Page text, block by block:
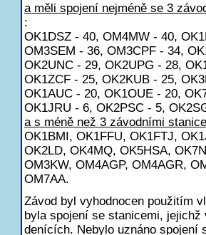
a měli spojení nejméně se 3
:
OK1DSZ - 40, OM4MW - 40,
OM3SEM - 36, OM3CPF - 34,
OK2UNC - 29, OK2UPG - 28,
OK1ZCF - 25, OK2KUB - 25,
OK1AUC - 20, OK1OUE - 20,
OK1JRU - 6, OK2PSC - 5,
a s méně než 3 závodními
OK1BMI, OK1FFU, OK1FTJ,
OK2LD, OK4MQ, OK5HSA,
OM3KW, OM4AGP, OM4AGR,
OM7AA.
Závod byl vyhodnocen použitím
byla spojení se stanicemi,
denících. Nebylo uznáno spojení